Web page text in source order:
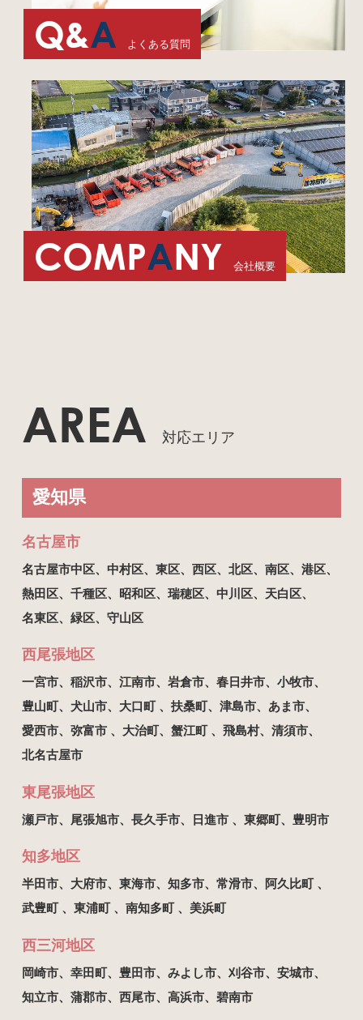
Q&A よくある質問
COMPANY 会社概要
AREA 対応エリア
愛知県
名古屋市
名古屋市中区、 中村区、 東区、 西区、 北区、 南区、 港区、
熱田区、 千種区、 昭和区、 瑞穂区、 中川区、 天白区、
名東区、 緑区、 守山区
西尾張地区
一宮市、 稲沢市、 江南市、 岩倉市、 春日井市、 小牧市、
豊山町、 犬山市、 大口町 、 扶桑町、 津島市、 あま市、
愛西市、 弥富市 、 大治町、 蟹江町 、 飛島村、 清須市、
北名古屋市
東尾張地区
瀬戸市、 尾張旭市、 長久手市、 日進市 、 東郷町、 豊明市
知多地区
半田市、 大府市、 東海市、 知多市、 常滑市、
阿久比町 、
武豊町 、 東浦町 、 南知多町 、 美浜町
西三河地区
岡崎市、 幸田町、 豊田市、 みよし市、 刈谷市、 安城市、
知立市、 蒲郡市、 西尾市、 高浜市、 碧南市